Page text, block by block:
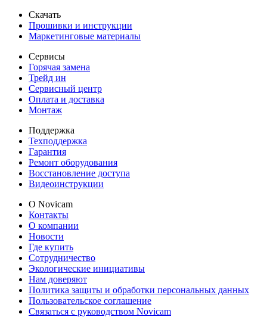
Скачать
Прошивки и инструкции
Маркетинговые материалы
Сервисы
Горячая замена
Трейд ин
Сервисный центр
Оплата и доставка
Монтаж
Поддержка
Техподдержка
Гарантия
Ремонт оборудования
Восстановление доступа
Видеоинструкции
О Novicam
Контакты
О компании
Новости
Где купить
Сотрудничество
Экологические инициативы
Нам доверяют
Политика защиты и обработки персональных данных
Пользовательское соглашение
Связаться с руководством Novicam